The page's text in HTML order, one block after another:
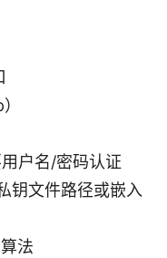
户名/密码认证
钥文件路径或嵌入
法